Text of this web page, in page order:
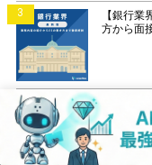
3
【銀行業
方から面
4
方から面